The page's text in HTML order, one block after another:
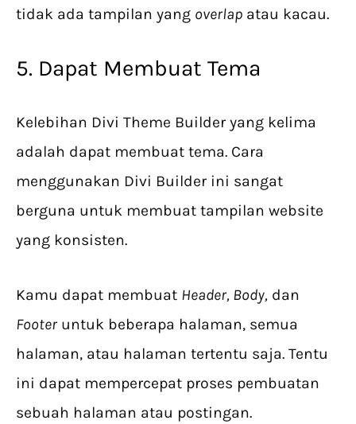
tidak ada tampilan yang overlap atau kacau.
5. Dapat Membuat Tema
Kelebihan Divi Theme Builder yang kelima
adalah dapat membuat tema. Cara
menggunakan Divi Builder ini sangat
berguna untuk membuat tampilan website
yang konsisten.
Kamu dapat membuat Header, Body, dan
Footer untuk beberapa halaman, semua
halaman, atau halaman tertentu saja. Tentu
ini dapat mempercepat proses pembuatan
sebuah halaman atau postingan.